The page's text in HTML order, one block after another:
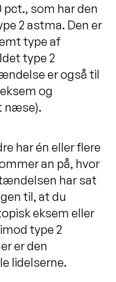
astma
over din
næsepolypper
behandling
pct., som har den
2 astma. Den er
type af
type 2
er også til
og
næse).
har én eller flere
an på, hvor
har sat
til, at du
eksem eller
type 2
er den
lidelserne.